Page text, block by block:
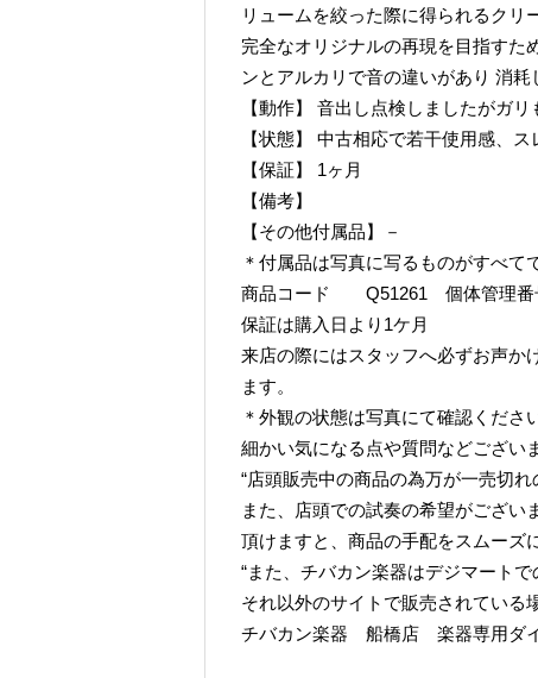
リュームを絞った際に得られるクリ
完全なオリジナルの再現を目指すた
ンとアルカリで音の違いがあり 消耗
【動作】 音出し点検しましたがガリ
【状態】 中古相応で若干使用感、
【保証】 1ヶ月
【備考】
【その他付属品】－
＊付属品は写真に写るものがすべて
商品コード Q51261 個体管理番
保証は購入日より1ケ月
来店の際にはスタッフへ必ずお声か
ます。
＊外観の状態は写真にて確認ください
細かい気になる点や質問などござい
“店頭販売中の商品の為万が一売切
また、店頭での試奏の希望がござ
頂けますと、商品の手配をスムーズ
“また、チバカン楽器はデジマート
それ以外のサイトで販売されている
チバカン楽器 船橋店 楽器専用ダイ